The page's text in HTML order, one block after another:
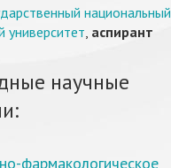
национальный
университет, аспирант
научные
фармакологическое